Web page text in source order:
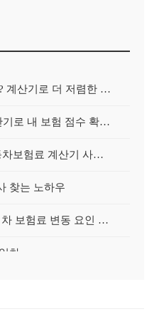
자동차보험료, 매년 갱신? 계산기로 더 저렴한 보험 찾아 갈아타는 방법
[필수] 자동차보험료 계산기로 내 보험 점수 확인하고, 불필요한 지출 줄이기
보험료 절약의 시작! 자동차보험료 계산기 사용 전 반드시 알아야 할 5가지
찾는 노하우
자동차보험료 계산기, 내 차 보험료 변동 요인 완벽 분석 & 절약 전략
차